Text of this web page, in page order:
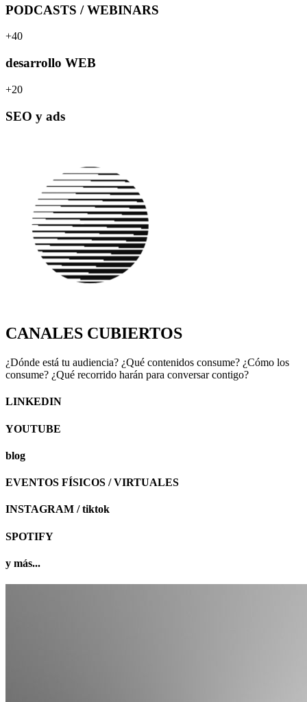
PODCASTS / WEBINARS
+40
desarrollo WEB
+20
SEO y ads
CANALES CUBIERTOS
¿Dónde está tu audiencia? ¿Qué contenidos consume? ¿Cómo los
consume? ¿Qué recorrido harán para conversar contigo?
LINKEDIN
YOUTUBE
blog
EVENTOS FÍSICOS / VIRTUALES
INSTAGRAM / tiktok
SPOTIFY
y más...